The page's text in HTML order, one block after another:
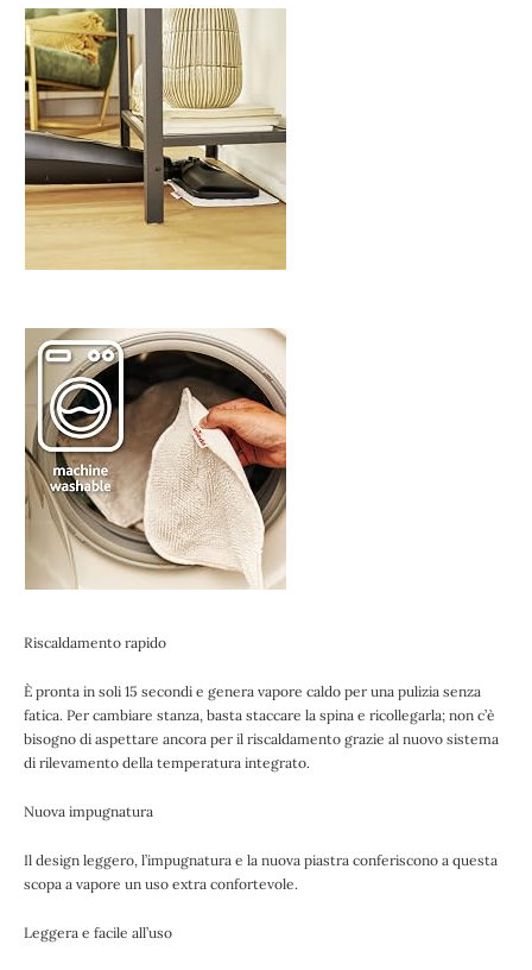
Riscaldamento rapido
È pronta in soli 15 secondi e genera vapore caldo per una pulizia senza
fatica. Per cambiare stanza, basta staccare la spina e ricollegarla; non c’è
bisogno di aspettare ancora per il riscaldamento grazie al nuovo sistema
di rilevamento della temperatura integrato.
Nuova impugnatura
Il design leggero, l’impugnatura e la nuova piastra conferiscono a questa
scopa a vapore un uso extra confortevole.
Leggera e facile all’uso